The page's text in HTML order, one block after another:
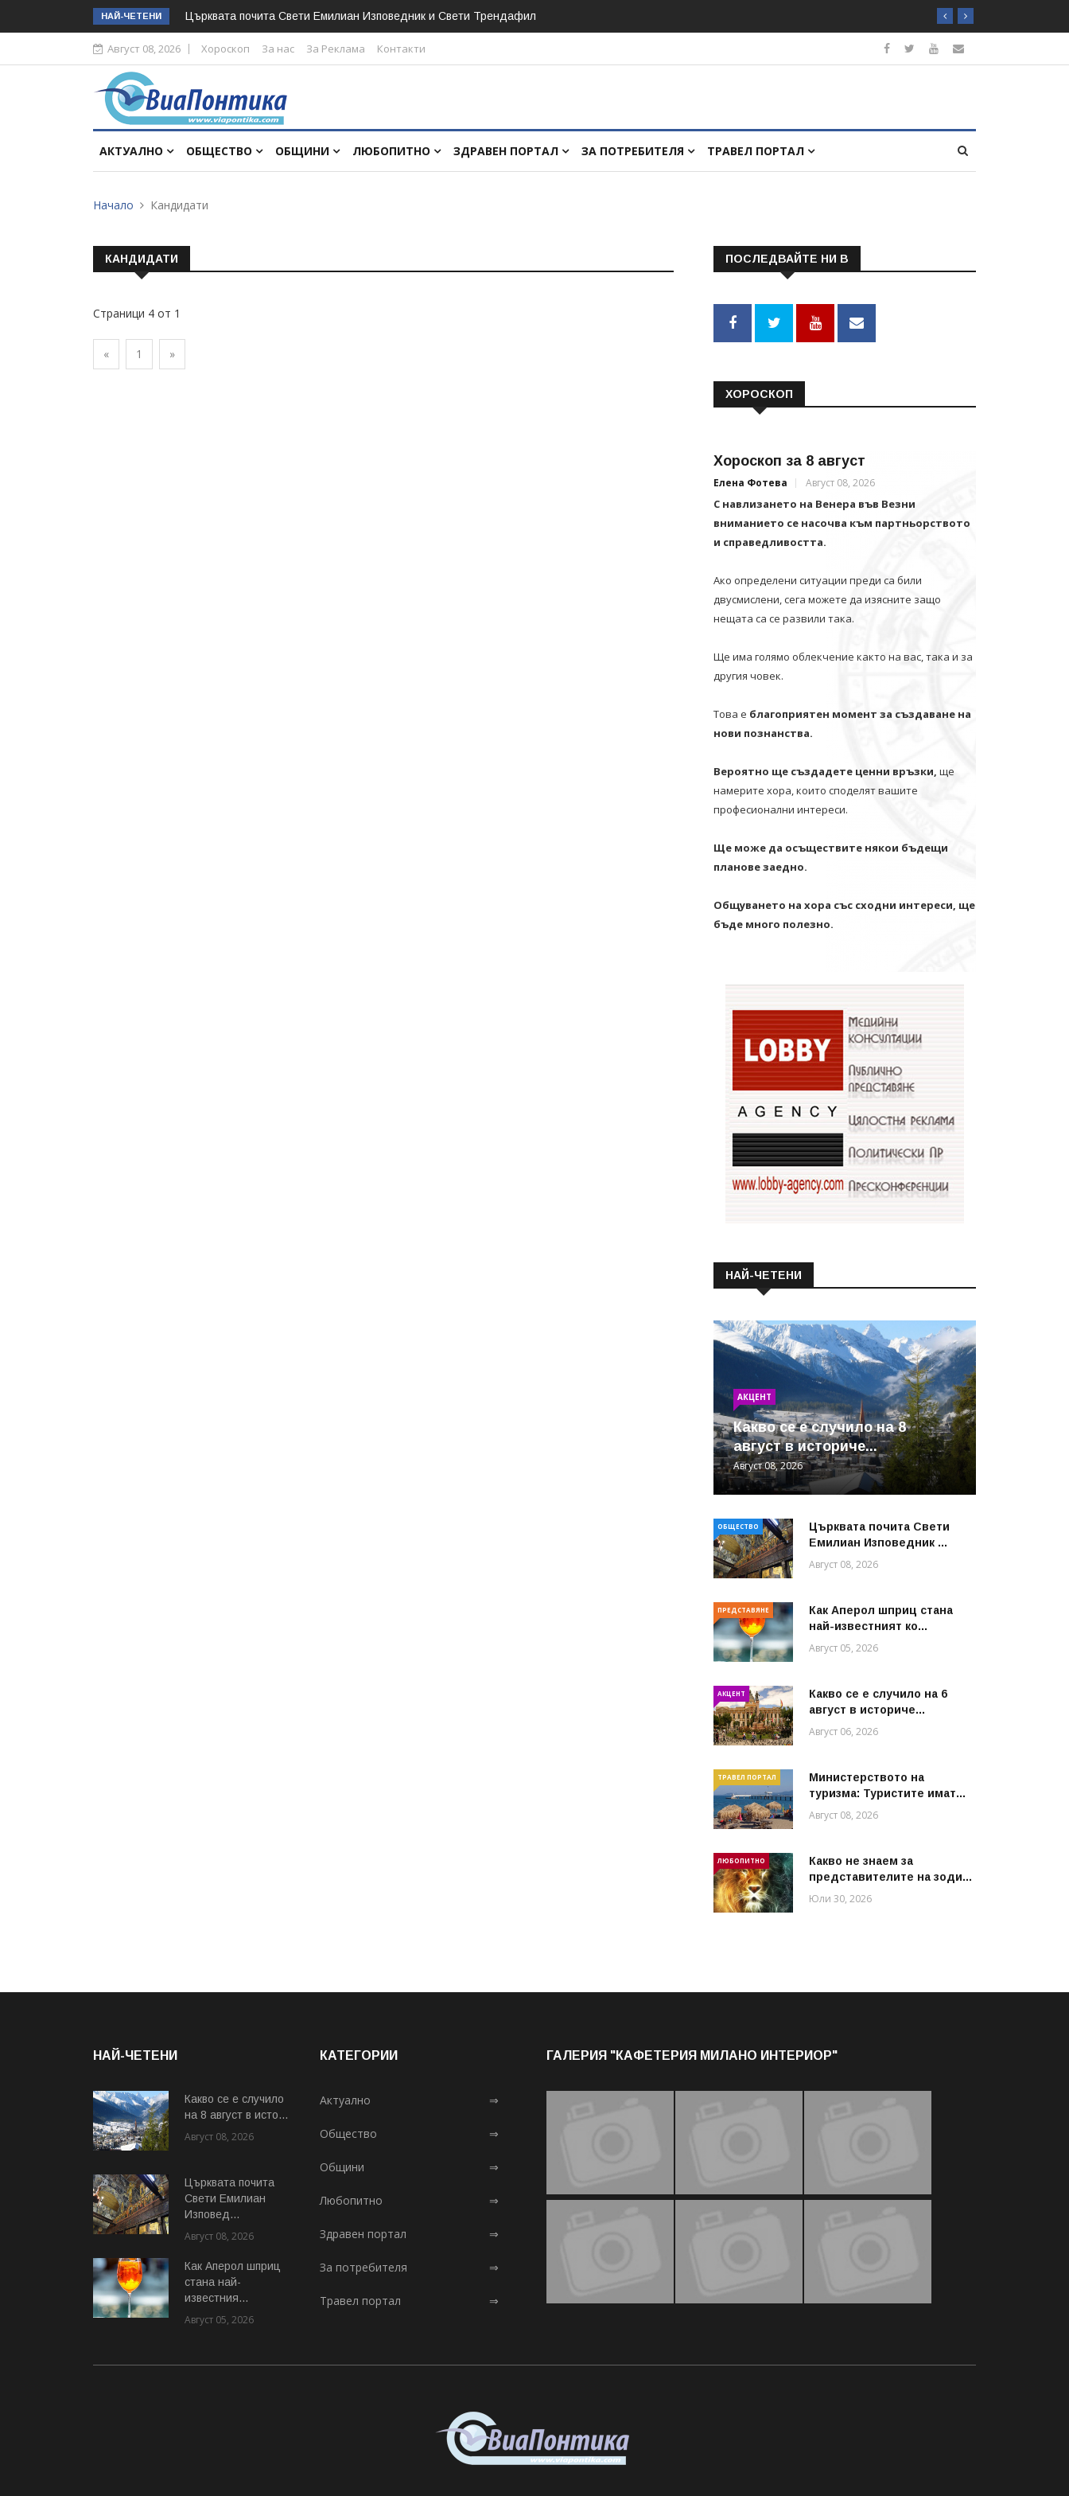
НАЙ-ЧЕТЕНИ Църквата почита Свeти Емилиан Изповедник и Свети Трендафил
Август 08, 2026 Хороскоп За нас За Реклама Контакти
АКТУАЛНО ОБЩЕСТВО ОБЩИНИ ЛЮБОПИТНО ЗДРАВЕН ПОРТАЛ ЗА ПОТРЕБИТЕЛЯ ТРАВЕЛ ПОРТАЛ
Начало Кандидати
КАНДИДАТИ
Страници 4 от 1
« 1 »
ПОСЛЕДВАЙТЕ НИ В
ХОРОСКОП
Хороскоп за 8 август
Елена Фотева Август 08, 2026
С навлизането на Венера във Везни
вниманието се насочва към партньорството
и справедливостта.
Ако определени ситуации преди са били
двусмислени, сега можете да изясните защо
нещата са се развили така.
Ще има голямо облекчение както на вас, така и за
другия човек.
Това е благоприятен момент за създаване на
нови познанства.
Вероятно ще създадете ценни връзки, ще
намерите хора, които споделят вашите
професионални интереси.
Ще може да осъществите някои бъдещи
планове заедно.
Общуването на хора със сходни интереси, ще
бъде много полезно.
НАЙ-ЧЕТЕНИ
АКЦЕНТ
Какво се е случило на 8
август в историче...
Август 08, 2026
ОБЩЕСТВО
Църквата почита Свeти
Емилиан Изповедник ...
Август 08, 2026
ПРЕДСТАВЯНЕ
Как Аперол шприц стана
най-известният ко...
Август 05, 2026
АКЦЕНТ
Какво се е случило на 6
август в историче...
Август 06, 2026
ТРАВЕЛ ПОРТАЛ
Министерството на
туризма: Туристите имат...
Август 08, 2026
ЛЮБОПИТНО
Какво не знаем за
представителите на зоди...
Юли 30, 2026
НАЙ-ЧЕТЕНИ
Какво се е случило
на 8 август в исто...
Август 08, 2026
Църквата почита
Свeти Емилиан
Изповед...
Август 08, 2026
Как Аперол шприц
стана най-
известния...
Август 05, 2026
КАТЕГОРИИ
Актуално ⇒
Общество ⇒
Общини ⇒
Любопитно ⇒
Здравен портал ⇒
За потребителя ⇒
Травел портал ⇒
ГАЛЕРИЯ "КАФЕТЕРИЯ МИЛАНО ИНТЕРИОР"